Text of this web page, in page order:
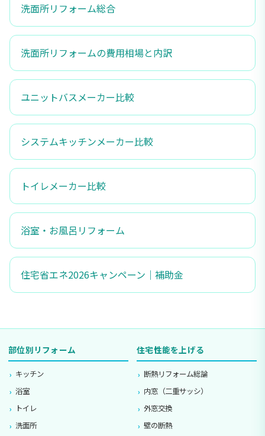
洗面所リフォーム総合
洗面所リフォームの費用相場と内訳
ユニットバスメーカー比較
システムキッチンメーカー比較
トイレメーカー比較
浴室・お風呂リフォーム
住宅省エネ2026キャンペーン｜補助金
部位別リフォーム
キッチン
浴室
トイレ
洗面所
住宅性能を上げる
断熱リフォーム総論
内窓（二重サッシ）
外窓交換
壁の断熱